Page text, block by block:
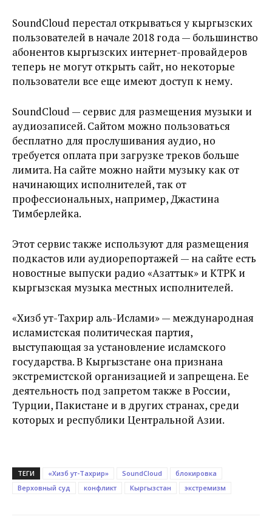
SoundCloud перестал открываться у кыргызских
пользователей в начале 2018 года — большинство
абонентов кыргызских интернет-провайдеров
теперь не могут открыть сайт, но некоторые
пользователи все еще имеют доступ к нему.
SoundCloud — сервис для размещения музыки и
аудиозаписей. Сайтом можно пользоваться
бесплатно для прослушивания аудио, но
требуется оплата при загрузке треков больше
лимита. На сайте можно найти музыку как от
начинающих исполнителей, так от
профессиональных, например, Джастина
Тимберлейка.
Этот сервис также используют для размещения
подкастов или аудиорепортажей — на сайте есть
новостные выпуски радио «Азаттык» и КТРК и
кыргызская музыка местных исполнителей.
«Хизб ут-Тахрир аль-Ислами» — международная
исламистская политическая партия,
выступающая за установление исламского
государства. В Кыргызстане она признана
экстремистской организацией и запрещена. Ее
деятельность под запретом также в России,
Турции, Пакистане и в других странах, среди
которых и республики Центральной Азии.
ТЕГИ «Хизб ут-Тахрир» SoundCloud
блокировка
Верховный суд
конфликт Кыргызстан экстремизм